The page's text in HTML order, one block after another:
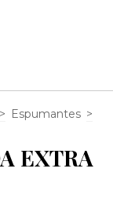
> Espumantes >
EXTRA